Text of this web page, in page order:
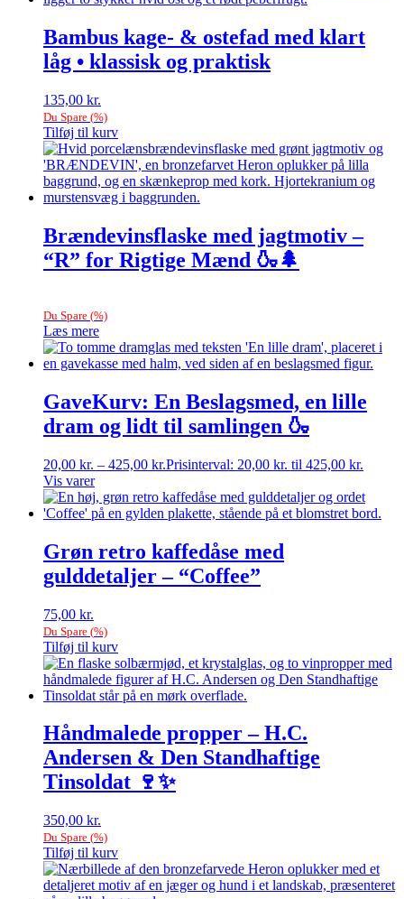
Bambus kage- & ostefad med klart
låg • klassisk og praktisk
135,00 kr.
Du Spare (%)
Tilføj til kurv
Brændevinsflaske med jagtmotiv –
“R” for Rigtige Mænd 🍶🌲
Du Spare (%)
Læs mere
GaveKurv: En Beslagsmed, en lille
dram og lidt til samlingen 🍶
20,00 kr. – 425,00 kr.Prisinterval: 20,00 kr. til 425,00 kr.
Vis varer
Grøn retro kaffedåse med
gulddetaljer – “Coffee”
75,00 kr.
Du Spare (%)
Tilføj til kurv
Håndmalede propper – H.C.
Andersen & Den Standhaftige
Tinsoldat 🍷✨
350,00 kr.
Du Spare (%)
Tilføj til kurv